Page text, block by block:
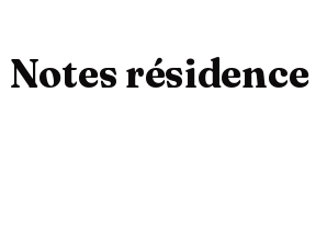
Notes résidence